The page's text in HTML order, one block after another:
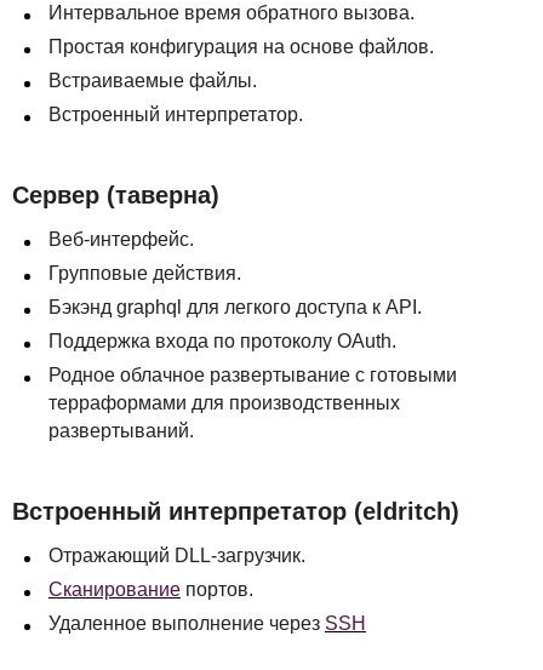
Интервальное время обратного вызова.
Простая конфигурация на основе файлов.
Встраиваемые файлы.
Встроенный интерпретатор.
Сервер (таверна)
Веб-интерфейс.
Групповые действия.
Бэкэнд graphql для легкого доступа к API .
Поддержка входа по протоколу OAuth.
Родное облачное развертывание с готовыми
терраформами для производственных
развертываний.
Встроенный интерпретатор (eldritch)
Отражающий DLL-загрузчик.
Сканирование портов.
Удаленное выполнение через SSH